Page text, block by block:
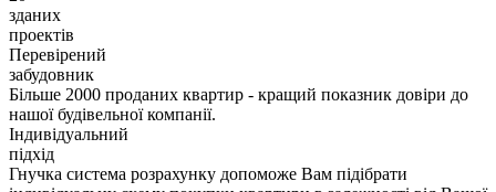
зданих
проектів
Перевірений
забудовник
Більше 2000 проданих квартир - кращий показник довіри до
нашої будівельної компанії.
Індивідуальний
підхід
Гнучка система розрахунку допоможе Вам підібрати